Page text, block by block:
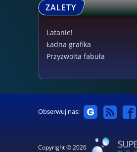
ZALETY
Latanie!
Ładna grafika
Przyzwoita fabuła
Obserwuj nas:
Copyright © 2026